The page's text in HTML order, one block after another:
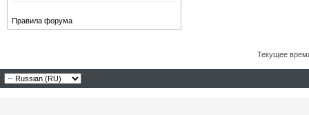
Правила форума
Текущее